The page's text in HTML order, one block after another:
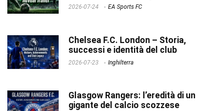
2026-07-24 EA Sports FC
Chelsea F.C. London – Storia,
successi e identità del club
2026-07-23 Inghilterra
Glasgow Rangers: l’eredità di un
gigante del calcio scozzese